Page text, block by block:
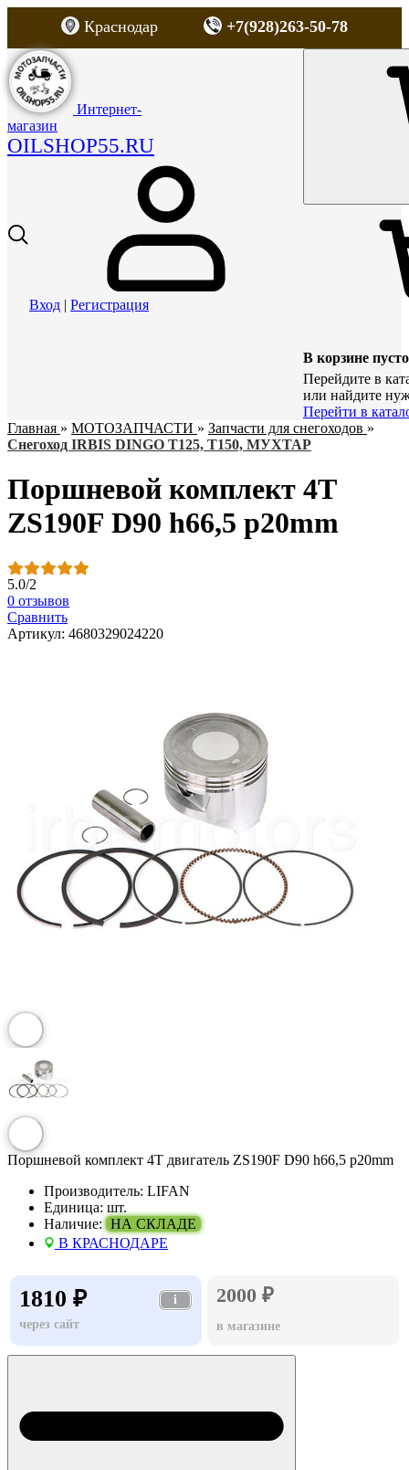
Краснодар +7(928)263-50-78
Интернет-
магазин
OILSHOP55.RU
Вход | Регистрация
В корзине пусто
Перейдите в
или найдите
Перейти в
Главная » МОТОЗАПЧАСТИ » Запчасти для снегоходов »
Снегоход IRBIS DINGO T125, Т150, МУХТАР
Поршневой комплект 4T
ZS190F D90 h66,5 p20mm
5.0/2
0 отзывов
Сравнить
Артикул: 4680329024220
Поршневой комплект 4T двигатель ZS190F D90 h66,5 p20mm
Производитель: LIFAN
Единица: шт.
Наличие: НА СКЛАДЕ
В КРАСНОДАРЕ
1810 ₽
i
через сайт
2000 ₽
в магазине